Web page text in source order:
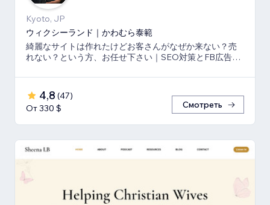
Kyoto, JP
ウィクシーランド｜かわむら泰範
綺麗なサイトは作れたけどお客さんがなぜか来ない？売
れない？という方、お任せ下さい｜SEO対策とFB広告
4,8 (47)
От 330 $
Смотреть